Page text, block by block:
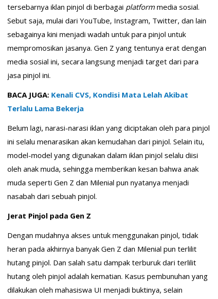
tersebarnya iklan pinjol di berbagai platformmedia sosial.
Sebut saja, mulai dari YouTube, Instagram, Twitter, dan lain
sebagainya kini menjadi wadah untuk para pinjol untuk
mempromosikan jasanya. Gen Z yang tentunya erat dengan
media sosial ini, secara langsung menjadi target dari para
jasa pinjol ini.
BACA JUGA: Kenali CVS, Kondisi Mata Lelah Akibat
Terlalu Lama Bekerja
Belum lagi, narasi-narasi iklan yang diciptakan oleh para pinjol
ini selalu menarasikan akan kemudahan dari pinjol. Selain itu,
model-model yang digunakan dalam iklan pinjol selalu diisi
oleh anak muda, sehingga memberikan kesan bahwa anak
muda seperti Gen Z dan Milenial pun nyatanya menjadi
nasabah dari sebuah pinjol.
Jerat Pinjol pada Gen Z
Dengan mudahnya akses untuk menggunakan pinjol, tidak
heran pada akhirnya banyak Gen Z dan Milenial pun terlilit
hutang pinjol. Dan salah satu dampak terburuk dari terlilit
hutang oleh pinjol adalah kematian. Kasus pembunuhan yang
dilakukan oleh mahasiswa UI menjadi buktinya, selain